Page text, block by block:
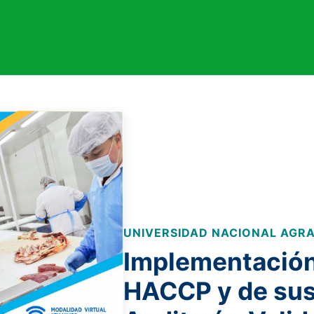
UNIVERSIDAD NACIONAL
HACCP y de